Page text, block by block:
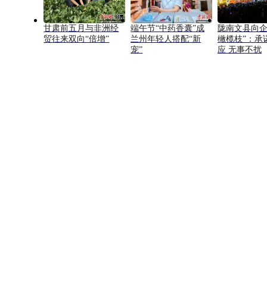
甘肃前五月与非洲经
贸往来双向“倍增”
端午节“中药香囊”成
兰州年轻人搭配“新
宠”
陇南文县向
橄榄枝”：承
应 无事不扰